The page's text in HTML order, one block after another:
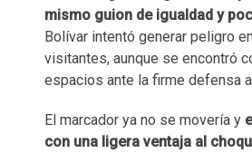
mismo guion de igualdad y
Bolívar intentó generar peligro
visitantes, aunque se encontró
espacios ante la firme defensa
El marcador ya no se movería y
con una ligera ventaja al